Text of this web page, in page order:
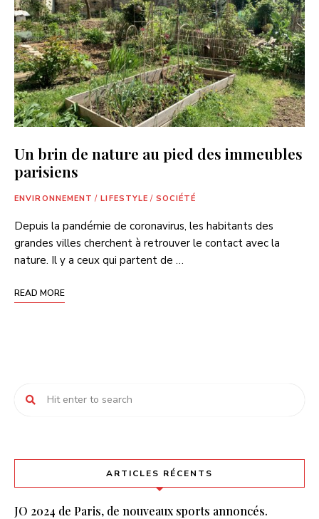
Un brin de nature au pied des immeubles
parisiens
ENVIRONNEMENT / LIFESTYLE / SOCIÉTÉ
Depuis la pandémie de coronavirus, les habitants des
grandes villes cherchent à retrouver le contact avec la
nature. Il y a ceux qui partent de …
READ MORE
ARTICLES RÉCENTS
JO 2024 de Paris, de nouveaux sports annoncés.